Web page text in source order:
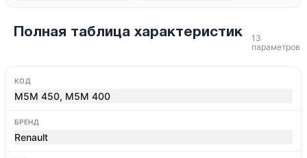
Полная таблица характеристик
13
параметров
КОД
M5M 450, M5M 400
БРЕНД
Renault